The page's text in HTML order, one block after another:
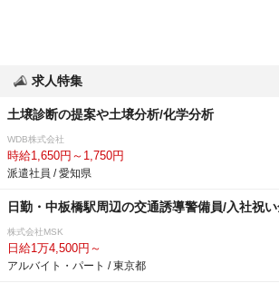
求人特集
土壌診断の提案や土壌分析/化学分析
WDB株式会社
時給1,650円～1,750円
派遣社員 / 愛知県
日勤・中板橋駅周辺の交通誘導警備員/入社祝
株式会社MSK
日給1万4,500円～
アルバイト・パート / 東京都